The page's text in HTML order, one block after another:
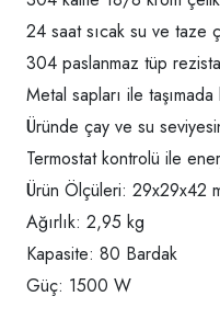
24 saat sıcak su ve taze
304 paslanmaz tüp
Metal sapları ile taşımada
Üründe çay ve su
Termostat kontrolü ile
Ürün Ölçüleri: 29x29x42
Ağırlık: 2,95 kg
Kapasite: 80 Bardak
Güç: 1500 W